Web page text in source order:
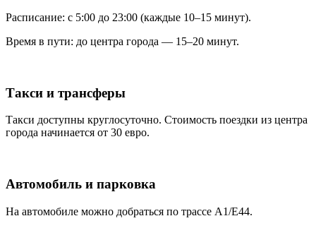
Расписание: с 5:00 до 23:00 (каждые 10–15 минут).
Время в пути: до центра города — 15–20 минут.
Такси и трансферы
Такси доступны круглосуточно. Стоимость поездки из центра
города начинается от 30 евро.
Автомобиль и парковка
На автомобиле можно добраться по трассе A1/E44.